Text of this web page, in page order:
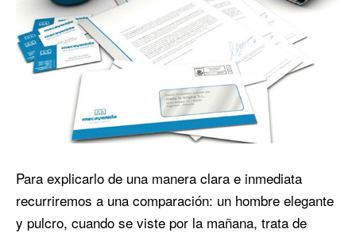
Para explicarlo de una manera clara e inmediata
recurriremos a una comparación: un hombre elegante
y pulcro, cuando se viste por la mañana, trata de